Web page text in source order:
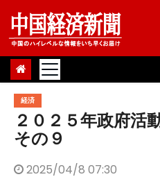
Skip
content
経済
２０２５年政府活
その９
2025/04/8 07:30